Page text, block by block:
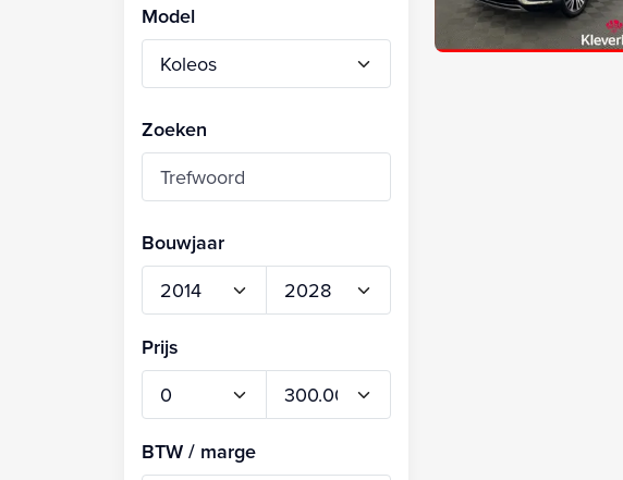
Model
Zoeken
Bouwjaar
Prijs
BTW / marge